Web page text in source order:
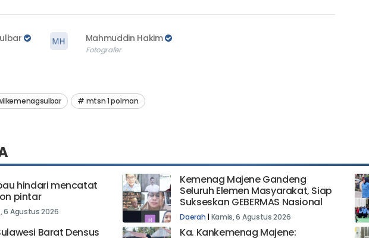
Mahmuddin Hakim
mtsn 1 polman
hindari mencatat
pintar
Kemenag Majene Gandeng
Seluruh Elemen Masyarakat, Siap
Sukseskan GEBERMAS Nasional